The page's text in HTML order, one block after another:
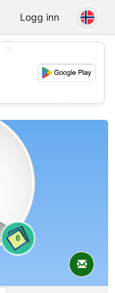
Logg inn
💕
0